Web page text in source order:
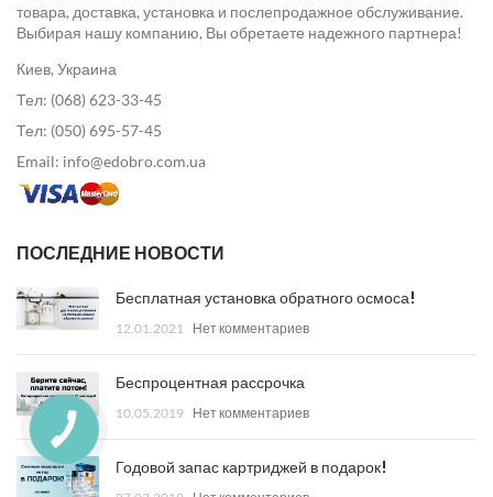
товара, доставка, установка и послепродажное обслуживание.
Выбирая нашу компанию, Вы обретаете надежного партнера!
Киев, Украина
Тел: (068) 623-33-45
Тел: (050) 695-57-45
Email: info@edobro.com.ua
ПОСЛЕДНИЕ НОВОСТИ
Бесплатная установка обратного осмоса!
12.01.2021 Нет комментариев
Беспроцентная рассрочка
10.05.2019 Нет комментариев
Годовой запас картриджей в подарок!